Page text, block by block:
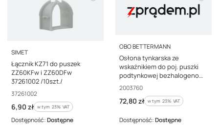
PRODUCENT
SIMET
Łącznik KZ71 do puszek
ZZ60KFw i ZZ60DFw
37261002 /10szt./
Kod producenta
37261002
Cena brutto
6,90 zł w tym %s VAT
w tym 23% VAT
Dostępność:Dostępne
PRODUCENT
OBO BETTERMANN
Osłona tynkarska ze
wskaźnikiem do poj. puszki
podtynkowej bezhalogenowa
ZU 60-SD 2003760 /50szt./
Kod producenta
2003760
Cena brutto
72,80 zł w tym %s VAT
w tym 23% VAT
Dostępność:Dostępne